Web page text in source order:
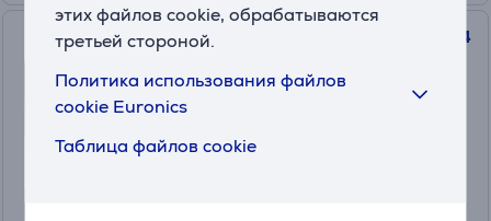
этих файлов cookie, обрабатываются
третьей стороной.
Политика использования файлов
cookie Euronics
Таблица файлов cookie
Braun Oral-B UltimateClean, 4
зубной щетки
На складе